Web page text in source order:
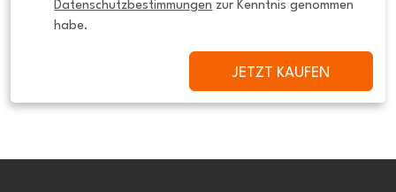
Datenschutzbestimmungen zur Kenntnis genommen
habe.
JETZT KAUFEN